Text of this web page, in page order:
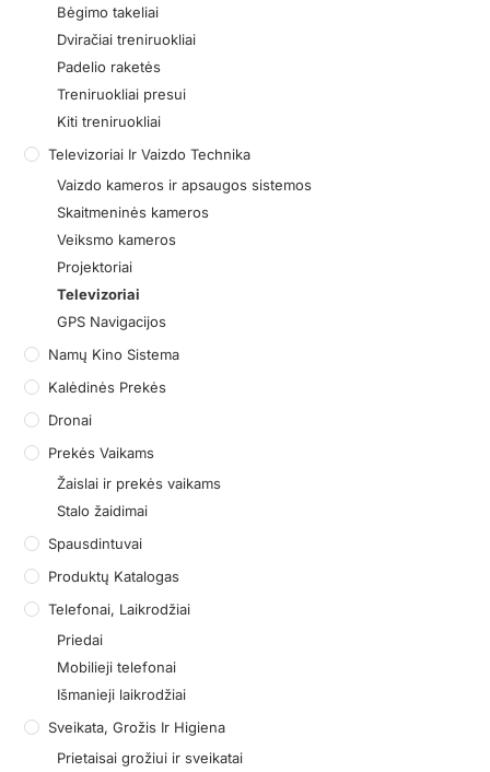
Bėgimo takeliai
Dviračiai treniruokliai
Padelio raketės
Treniruokliai presui
Kiti treniruokliai
Televizoriai Ir Vaizdo Technika
Vaizdo kameros ir apsaugos sistemos
Skaitmeninės kameros
Veiksmo kameros
Projektoriai
Televizoriai
GPS Navigacijos
Namų Kino Sistema
Kalėdinės Prekės
Dronai
Prekės Vaikams
Žaislai ir prekės vaikams
Stalo žaidimai
Spausdintuvai
Produktų Katalogas
Telefonai, Laikrodžiai
Priedai
Mobilieji telefonai
Išmanieji laikrodžiai
Sveikata, Grožis Ir Higiena
Prietaisai grožiui ir sveikatai